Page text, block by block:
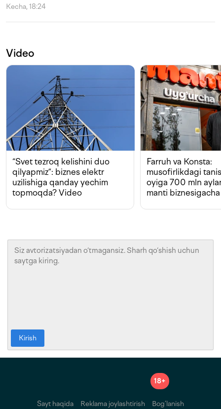
Kecha, 18:24
Video
“Svet tezroq kelishini duo
qilyapmiz”: biznes elektr
uzilishiga qanday yechim
topmoqda? Video
Farruh va Konsta:
musofirlikdagi
oyiga 700 mln
manti biznesigacha
Kirish
18+
Sayt haqida Reklama joylashtirish Bog‘lanish